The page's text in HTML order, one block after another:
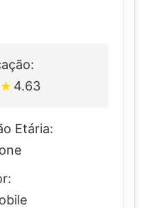
★ 4.63
Etária: